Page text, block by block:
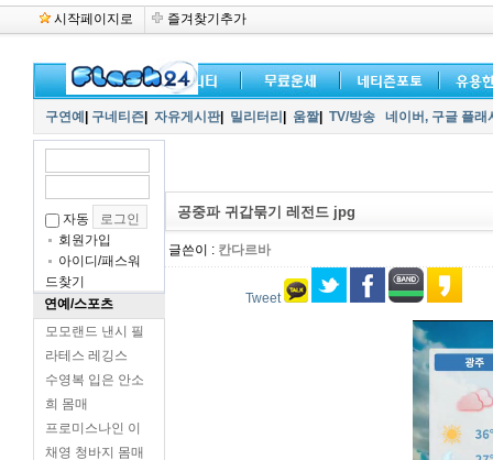
시작페이지로 즐겨찾기추가
구연예 구네티즌 자유게시판| 밀리터리 움짤| TV/방송 네이버, 구글 플
자동
회원가입
아이디/패스워
드찾기
연예/스포츠
모모랜드 낸시 필
라테스 레깅스
수영복 입은 안소
희 몸매
프로미스나인 이
채영 청바지 몸매
공중파 귀갑묶기 레전드 jpg
글쓴이 : 칸다르바
Tweet